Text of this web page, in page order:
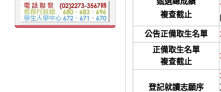
複查截止
公告正備取生名單
正備取生名單
複查截止
登記就讀志願序